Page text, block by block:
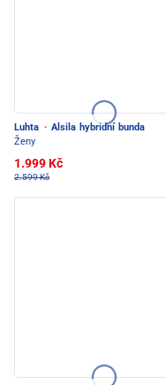
Luhta · Alsila hybridní bunda
Ženy
1.999 Kč
2.599 Kč